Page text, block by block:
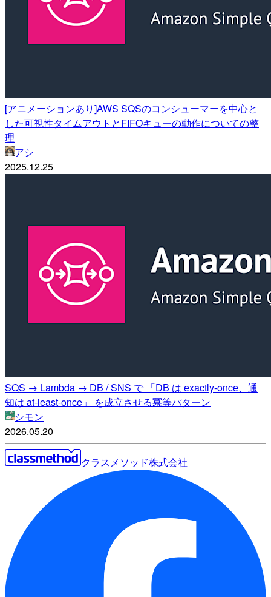
[アニメーションあり]AWS SQSのコンシューマーを中心と
した可視性タイムアウトとFIFOキューの動作についての整
理
アシ
2025.12.25
SQS → Lambda → DB / SNS で 「DB は exactly-once、通
知は at-least-once」 を成立させる冪等パターン
シモン
2026.05.20
クラスメソッド株式会社